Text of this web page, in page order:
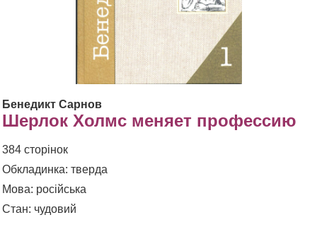
Бенедикт Сарнов
Шерлок Холмс меняет профессию
384 сторінок
Обкладинка: тверда
Мова: російська
Стан: чудовий